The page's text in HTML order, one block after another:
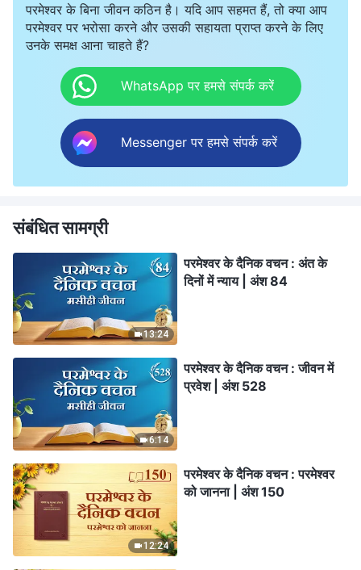
परमेश्वर के बिना जीवन कठिन है। यदि आप सहमत हैं, तो क्या आप
परमेश्वर पर भरोसा करने और उसकी सहायता प्राप्त करने के लिए
उनके समक्ष आना चाहते हैं?
WhatsApp पर हमसे संपर्क करें
Messenger पर हमसे संपर्क करें
संबंधित सामग्री
13:24
परमेश्वर के दैनिक वचन : अंत के
दिनों में न्याय | अंश 84
6:14
परमेश्वर के दैनिक वचन : जीवन में
प्रवेश | अंश 528
12:24
परमेश्वर के दैनिक वचन : परमेश्वर
को जानना | अंश 150